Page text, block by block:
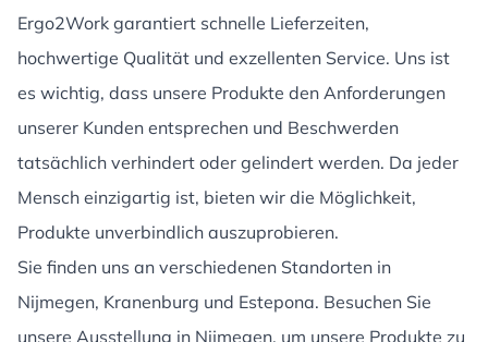
Ergo2Work garantiert schnelle Lieferzeiten,
hochwertige Qualität und exzellenten Service. Uns ist
es wichtig, dass unsere Produkte den Anforderungen
unserer Kunden entsprechen und Beschwerden
tatsächlich verhindert oder gelindert werden. Da jeder
Mensch einzigartig ist, bieten wir die Möglichkeit,
Produkte unverbindlich auszuprobieren.
Sie finden uns an verschiedenen Standorten in
Nijmegen, Kranenburg und Estepona. Besuchen Sie
unsere Ausstellung in Nijmegen, um unsere Produkte zu